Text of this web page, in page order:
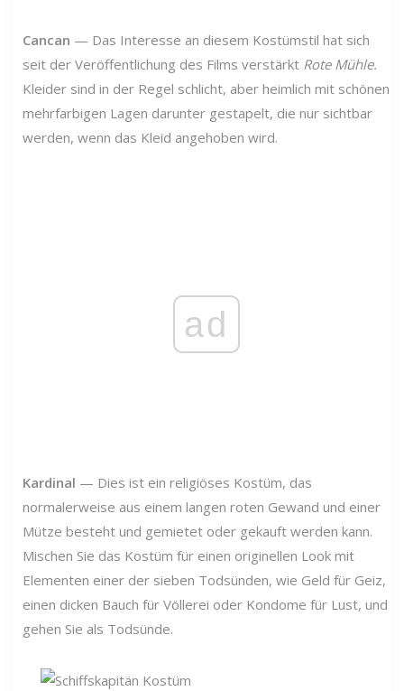
Cancan — Das Interesse an diesem Kostümstil hat sich
seit der Veröffentlichung des Films verstärkt Rote Mühle.
Kleider sind in der Regel schlicht, aber heimlich mit schönen
mehrfarbigen Lagen darunter gestapelt, die nur sichtbar
werden, wenn das Kleid angehoben wird.
ad
Kardinal — Dies ist ein religiöses Kostüm, das
normalerweise aus einem langen roten Gewand und einer
Mütze besteht und gemietet oder gekauft werden kann.
Mischen Sie das Kostüm für einen originellen Look mit
Elementen einer der sieben Todsünden, wie Geld für Geiz,
einen dicken Bauch für Völlerei oder Kondome für Lust, und
gehen Sie als Todsünde.